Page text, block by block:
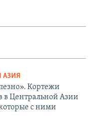
АЗИЯ
Кортежи
в Центральной Азии
с ними